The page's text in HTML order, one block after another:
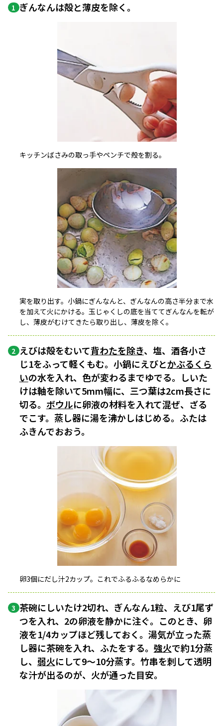
1 ぎんなんは殻と薄皮を除く。
キッチンばさみの取っ手やペンチで殻を割る。
実を取り出す。小鍋にぎんなんと、ぎんなんの高さ半分まで水
を加えて火にかける。玉じゃくしの底を当ててぎんなんを転が
し、薄皮がむけてきたら取り出し、薄皮を除く。
2 えびは殻をむいて背わたを除き、塩、酒各小さ
じ1をふって軽くもむ。小鍋にえびとかぶるくら
いの水を入れ、色が変わるまでゆでる。しいた
けは軸を除いて5mm幅に、三つ葉は2cm長さに
切る。 ボウルに卵液の材料を入れて混ぜ、ざる
でこす。蒸し器に湯を沸かしはじめる。ふたは
ふきんでおおう。
卵3個にだし汁2カップ。これでふるふるなめらかに
3 茶碗にしいたけ2切れ、ぎんなん1粒、えび1尾ず
つを入れ、2の卵液を静かに注ぐ。このとき、卵
液を1/4カップほど残しておく。湯気が立った蒸
し器に茶碗を入れ、ふたをする。 強火で約1分蒸
し、 弱火にして9〜10分蒸す。竹串を刺して透明
な汁が出るのが、火が通った目安。